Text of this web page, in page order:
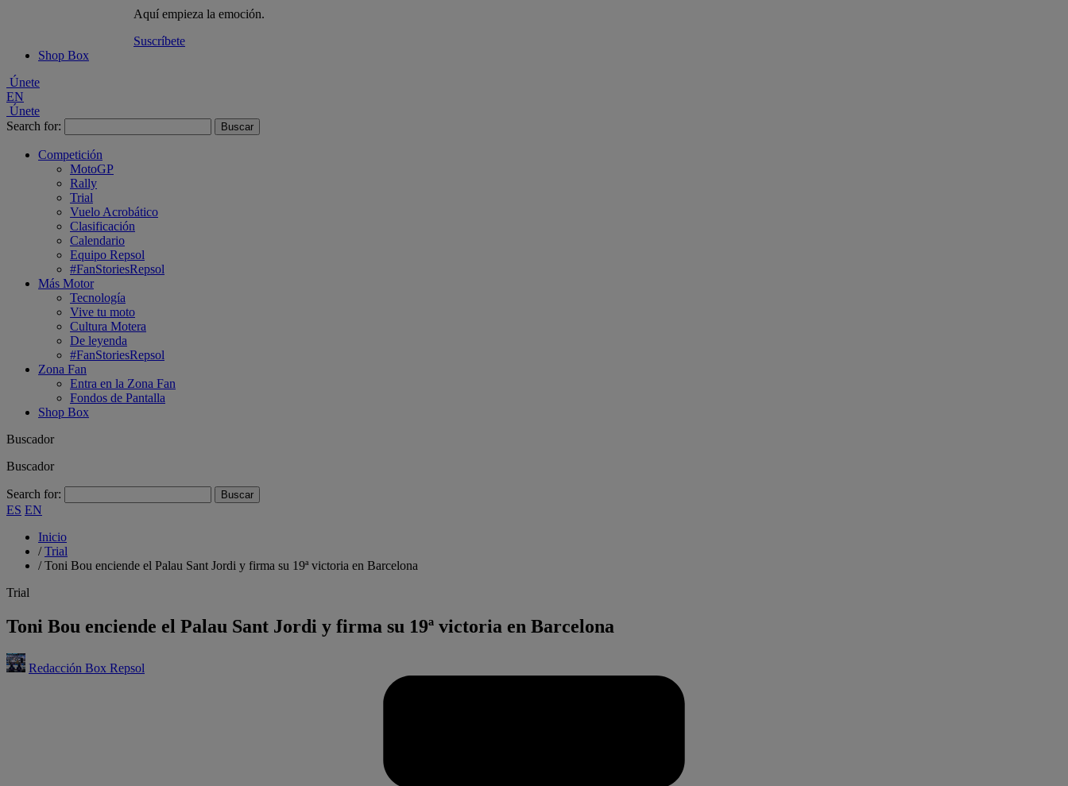
Aquí empieza la emoción.
Suscríbete
Shop Box
Únete
EN
Únete
Search for:
Competición
MotoGP
Rally
Trial
Vuelo Acrobático
Clasificación
Calendario
Equipo Repsol
#FanStoriesRepsol
Más Motor
Tecnología
Vive tu moto
Cultura Motera
De leyenda
#FanStoriesRepsol
Zona Fan
Entra en la Zona Fan
Fondos de Pantalla
Shop Box
Buscador
Buscador
Search for:
ES EN
Inicio
/Trial
/Toni Bou enciende el Palau Sant Jordi y firma su 19ª victoria en Barcelona
Trial
Toni Bou enciende el Palau Sant Jordi y firma su 19ª victoria en Barcelona
Redacción Box Repsol